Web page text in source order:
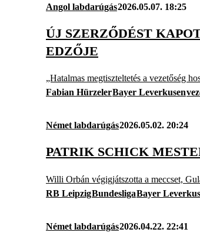
Angol labdarúgás2026.05.07. 18:25
ÚJ SZERZŐDÉST
EDZŐJE
„Hatalmas megtiszteltetés a vezetőség
Fabian HürzelerBayer Leverkusen
Német labdarúgás2026.05.02. 20:24
PATRIK SCHICK
Willi Orbán végigjátszotta a meccset,
RB LeipzigBundesligaBayer
Német labdarúgás2026.04.22. 22:41